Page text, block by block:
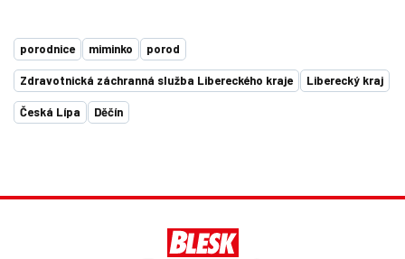
porodnice miminko porod
Zdravotnická záchranná služba Libereckého kraje Liberecký kraj
Česká Lípa Děčín